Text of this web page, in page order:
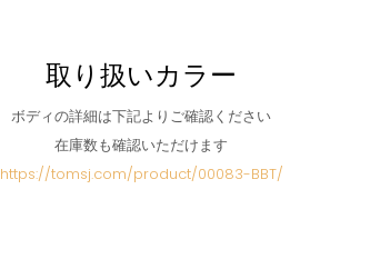
取り扱いカラー
ボディの詳細は下記よりご確認ください
在庫数も確認いただけます
https://tomsj.com/product/00083-BBT/